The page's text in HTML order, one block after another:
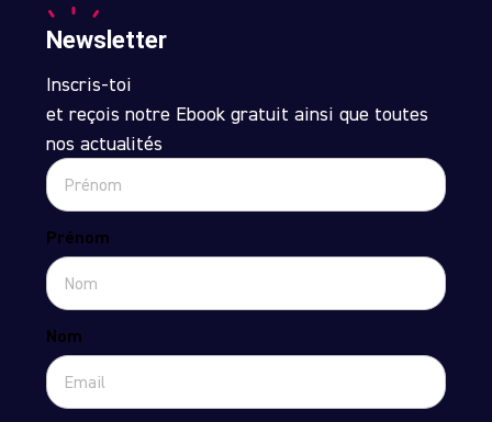
Newsletter
Inscris-toi
et reçois notre Ebook gratuit ainsi que toutes
nos actualités
Prénom
Nom